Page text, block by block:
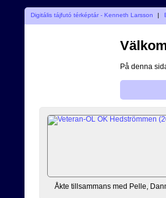
Digitális tájfutó térképtár - Kenneth Larsson |
På denna
Åkte tillsammans med Pelle,